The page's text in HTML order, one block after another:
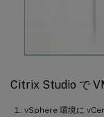
Citrix Studio で
vSphere 環境に